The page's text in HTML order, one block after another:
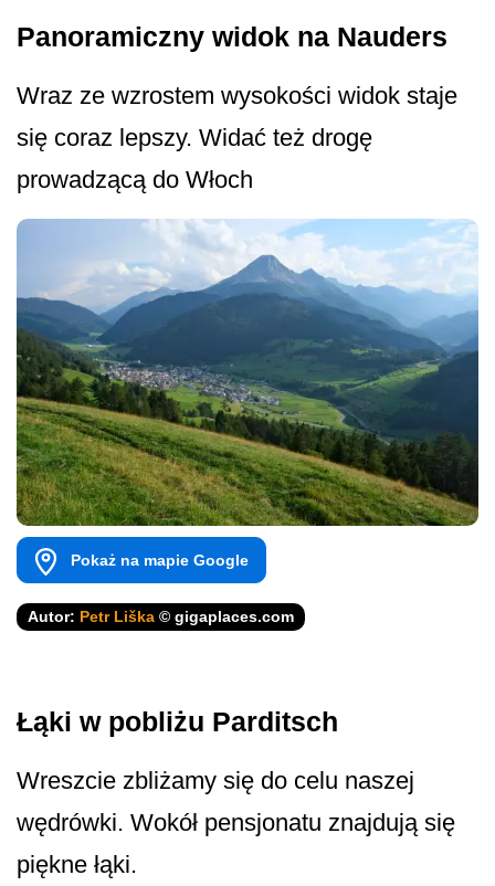
Panoramiczny widok na Nauders
Wraz ze wzrostem wysokości widok staje
się coraz lepszy. Widać też drogę
prowadzącą do Włoch
Pokaż na mapie Google
Autor: Petr Liška © gigaplaces.com
Łąki w pobliżu Parditsch
Wreszcie zbliżamy się do celu naszej
wędrówki. Wokół pensjonatu znajdują się
piękne łąki.